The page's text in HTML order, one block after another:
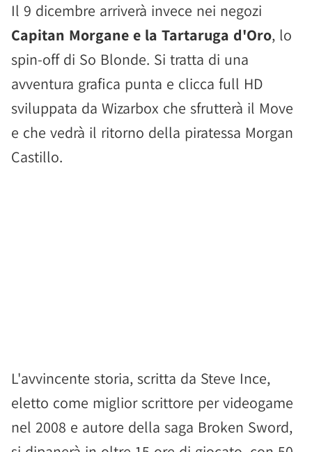
Il 9 dicembre arriverà invece nei negozi
Capitan Morgane e la Tartaruga d'Oro, lo
spin-off di So Blonde. Si tratta di una
avventura grafica punta e clicca full HD
sviluppata da Wizarbox che sfrutterà il Move
e che vedrà il ritorno della piratessa Morgan
Castillo.
L'avvincente storia, scritta da Steve Ince,
eletto come miglior scrittore per videogame
nel 2008 e autore della saga Broken Sword,